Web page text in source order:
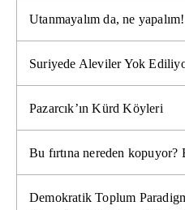
Utanmayalım da, ne yapalım!
Suriyede Aleviler Yok
Pazarcık’ın Kürd Köyleri
Bu fırtına nereden
Demokratik Toplum